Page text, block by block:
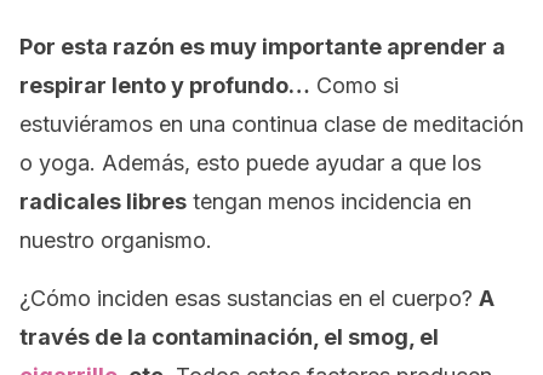
Por esta razón es muy importante aprender a
respirar lento y profundo… Como si
estuviéramos en una continua clase de meditación
o yoga. Además, esto puede ayudar a que los
radicales libres tengan menos incidencia en
nuestro organismo.
¿Cómo inciden esas sustancias en el cuerpo? A
través de la contaminación, el smog , el